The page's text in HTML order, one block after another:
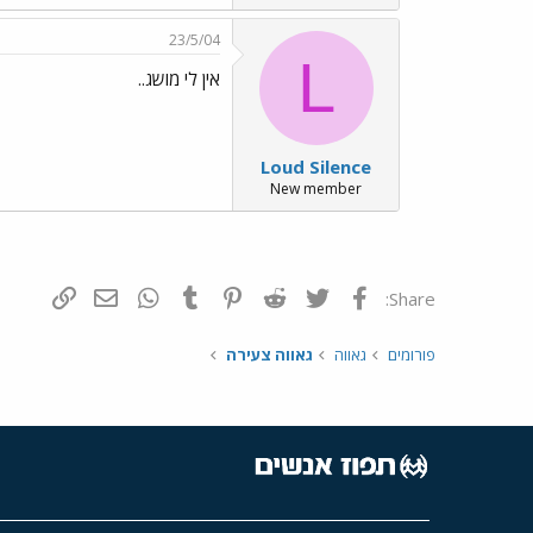
L
Loud Silence
New member
23/5/04
אין לי מושג..
Share: פייסבוק Twitter
Reddit
Pinterest
Tumblr
WhatsAppדואר אלקטרוני
פורומים גאווה גאווה צעירה